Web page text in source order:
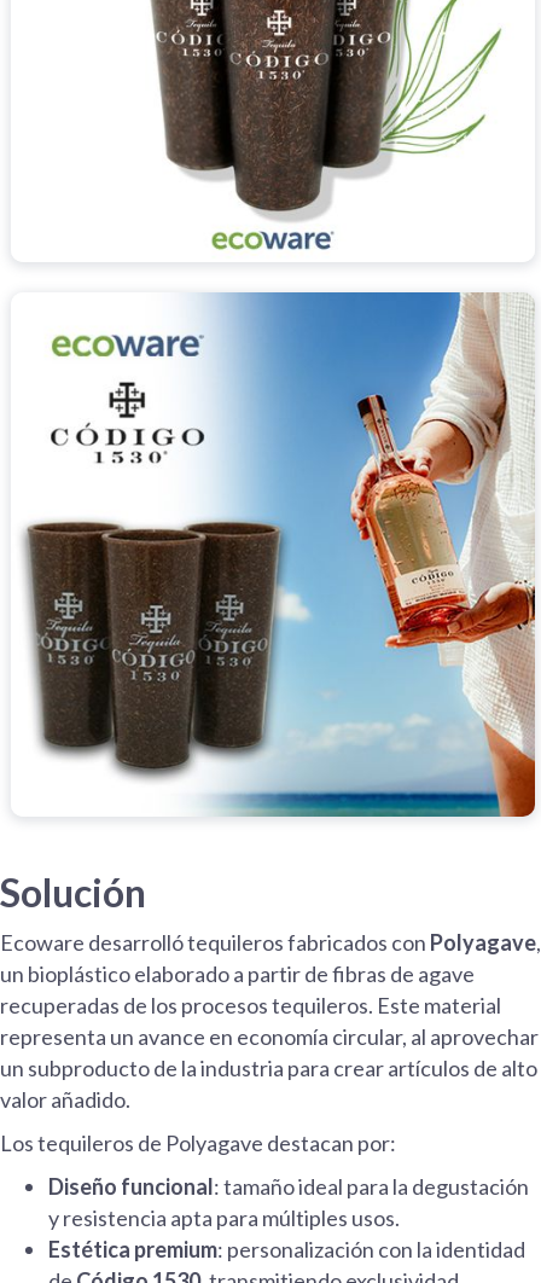
Solución
Ecoware desarrolló tequileros fabricados con Polyagave,
un bioplástico elaborado a partir de fibras de agave
recuperadas de los procesos tequileros. Este material
representa un avance en economía circular, al aprovechar
un subproducto de la industria para crear artículos de alto
valor añadido.
Los tequileros de Polyagave destacan por:
Diseño funcional: tamaño ideal para la degustación
y resistencia apta para múltiples usos.
Estética premium: personalización con la identidad